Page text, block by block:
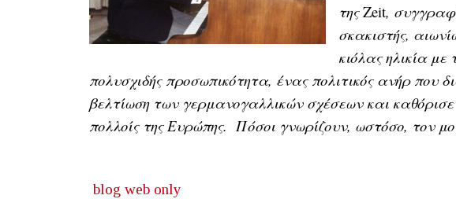
τηςZeit,
σκακιστής,
κιόλας ηλικία
πολυσχιδής προσωπικότητα, ένας πολιτικός ανήρ που
βελτίωση των γερμανογαλλικών σχέσεων και
πολλοίς της Ευρώπης. Πόσοι γνωρίζουν, ωστόσο, τον
blog web only